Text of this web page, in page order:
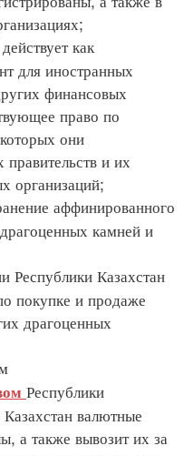
как
для иностранных
финансовых
право по
они
и их
организаций;
аффинированного
камней и
Казахстан
покупке и продаже
драгоценных
Республики
валютные
а также вывозит их за